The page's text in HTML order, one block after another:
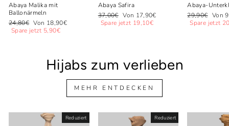
Abaya Malika mit
Ballonärmeln
Normaler
Preis
24,80€ Sonderpreis
Von 18,90€
Spare jetzt 5,90€
Abaya Safira
Normaler
Preis
37,00€ Sonderpreis
Von 17,90€
Spare jetzt 19,10€
Abaya-
Normaler
Preis
29,90€ Von
Spare jetzt
Hijabs zum verlieben
MEHR ENTDECKEN
Reduziert Reduziert